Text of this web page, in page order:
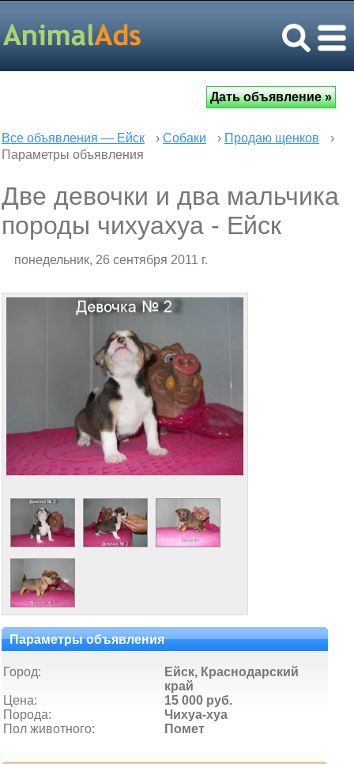
Все объявления — Ейск › Собаки › Продаю щенков
›
Параметры объявления
Две девочки и два мальчика
породы чихуахуа - Ейск
понедельник, 26 сентября 2011 г.
Параметры объявления
Город:
Ейск, Краснодарский
край
Цена:
15 000 руб.
Порода:
Чихуа-хуа
Пол животного:
Помет